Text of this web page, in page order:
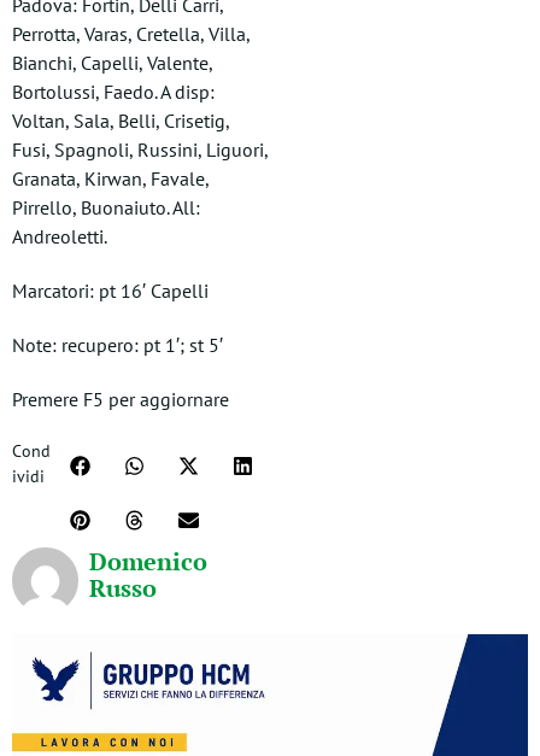
Padova: Fortin, Delli Carri,
Perrotta, Varas, Cretella, Villa,
Bianchi, Capelli, Valente,
Bortolussi, Faedo. A disp:
Voltan, Sala, Belli, Crisetig,
Fusi, Spagnoli, Russini, Liguori,
Granata, Kirwan, Favale,
Pirrello, Buonaiuto. All:
Andreoletti.
Marcatori: pt 16′ Capelli
Note: recupero: pt 1′; st 5′
Premere F5 per aggiornare
Cond
ividi
Domenico
Russo